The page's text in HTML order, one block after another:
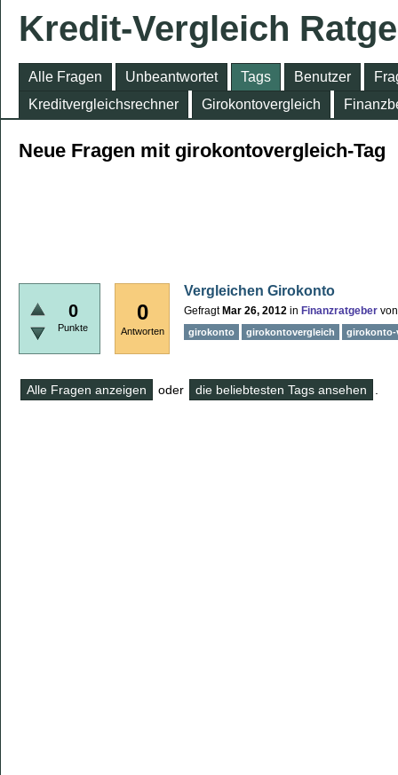
Kredit-Vergleich
Alle Fragen Unbeantwortet Tags Benutzer
Kreditvergleichsrechner
Girokontovergleich
Neue Fragen mit girokontovergleich-Tag
0
Punkte
0
Antworten
Vergleichen Girokonto
Gefragt Mar 26, 2012 in Finanzratgeber
girokonto girokontovergleich girokonto-
Alle Fragen anzeigen oder die beliebtesten Tags ansehen